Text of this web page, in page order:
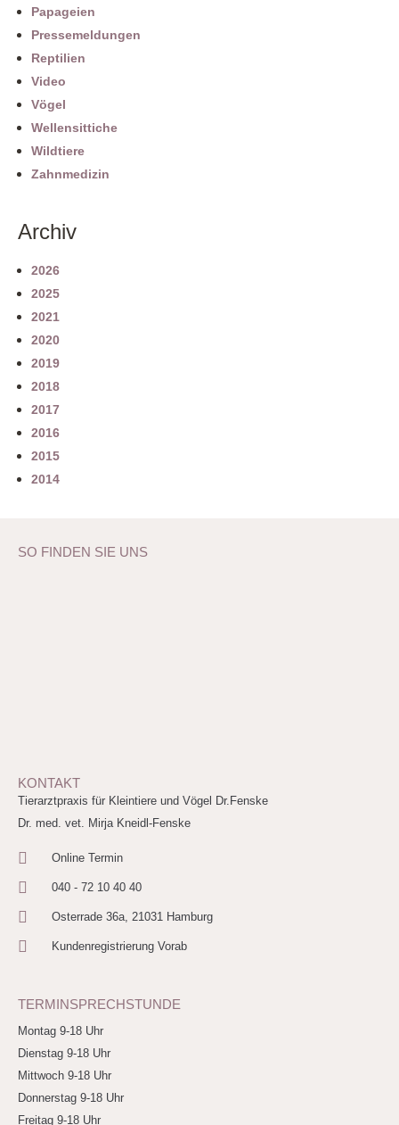
Papageien
Pressemeldungen
Reptilien
Video
Vögel
Wellensittiche
Wildtiere
Zahnmedizin
Archiv
2026
2025
2021
2020
2019
2018
2017
2016
2015
2014
SO FINDEN SIE UNS
KONTAKT
Tierarztpraxis für Kleintiere und Vögel Dr.Fenske
Dr. med. vet. Mirja Kneidl-Fenske
Online Termin
040 - 72 10 40 40
Osterrade 36a, 21031 Hamburg
Kundenregistrierung Vorab
TERMINSPRECHSTUNDE
Montag 9-18 Uhr
Dienstag 9-18 Uhr
Mittwoch 9-18 Uhr
Donnerstag 9-18 Uhr
Freitag 9-18 Uhr